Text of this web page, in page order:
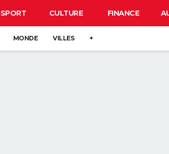
SPORT CULTURE FINANCE
MONDE VILLES +